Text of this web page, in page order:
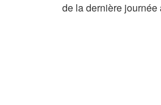
de la dernière journée